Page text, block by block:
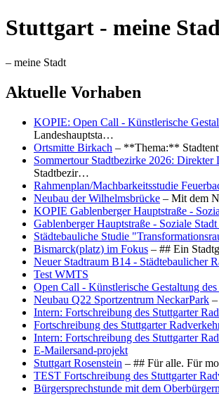
Stuttgart - meine
– meine Stadt
Aktuelle Vorhaben
KOPIE: Open Call - Künstlerische
Landeshauptsta…
Ortsmitte Birkach – **Thema:**
Sommertour Stadtbezirke 2026:
Stadtbezir…
Rahmenplan/Machbarkeitsstudie
Neubau der Wilhelmsbrücke – Mit dem
KOPIE Gablenberger Hauptstraße -
Gablenberger Hauptstraße - Soziale
Städtebauliche Studie
Bismarck(platz) im Fokus – ## Ein
Neuer Stadtraum B14 - Städtebaulicher
Test WMTS
Open Call - Künstlerische Gestaltung
Neubau Q22 Sportzentrum NeckarPark
Intern: Fortschreibung des Stuttgarter
Fortschreibung des Stuttgarter
Intern: Fortschreibung des Stuttgarter
E-Mailersand-projekt
Stuttgart Rosenstein – ## Für alle. Für
TEST Fortschreibung des Stuttgarter
Bürgersprechstunde mit dem